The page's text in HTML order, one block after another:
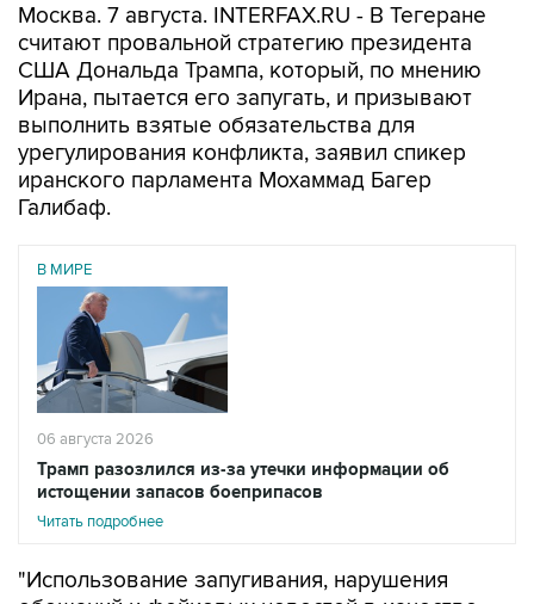
Москва. 7 августа. INTERFAX.RU - В Тегеране
считают провальной стратегию президента
США Дональда Трампа, который, по мнению
Ирана, пытается его запугать, и призывают
выполнить взятые обязательства для
урегулирования конфликта, заявил спикер
иранского парламента Мохаммад Багер
Галибаф.
В МИРЕ
06 августа 2026
Трамп разозлился из-за утечки информации об
истощении запасов боеприпасов
Читать подробнее
"Использование запугивания, нарушения